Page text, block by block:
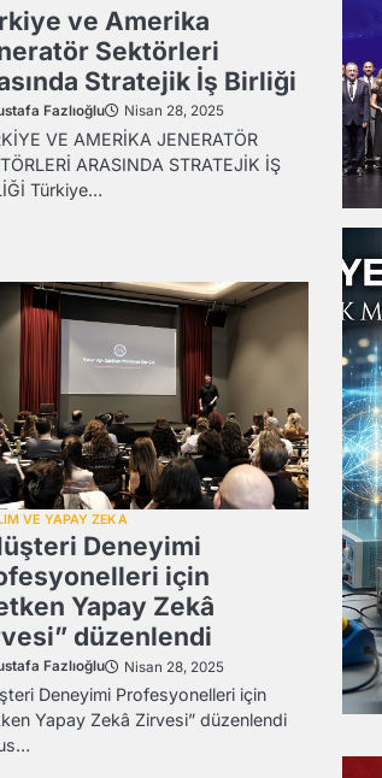
ve Amerika
Sektörleri
Stratejik İş Birliği
Fazlıoğlu Nisan 28, 2025
VE AMERİKA JENERATÖR
ARASINDA STRATEJİK İŞ
Türkiye…
VE YAPAY ZEKA
Deneyimi
için
Yapay Zekâ
düzenlendi
Fazlıoğlu Nisan 28, 2025
Deneyimi Profesyonelleri için
Yapay Zekâ Zirvesi” düzenlendi